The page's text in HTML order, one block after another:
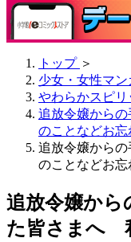
トップ ＞
少女・女性マン
やわらかスピリ
追放令嬢から
のことなどお忘
追放令嬢から
のことなどお忘
追放令嬢から
た皆さまへ